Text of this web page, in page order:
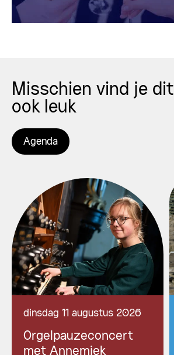
Misschien vind je dit
ook leuk
Agenda
dinsdag 11 augustus 2026
Orgelpauzeconcert
met Annemiek